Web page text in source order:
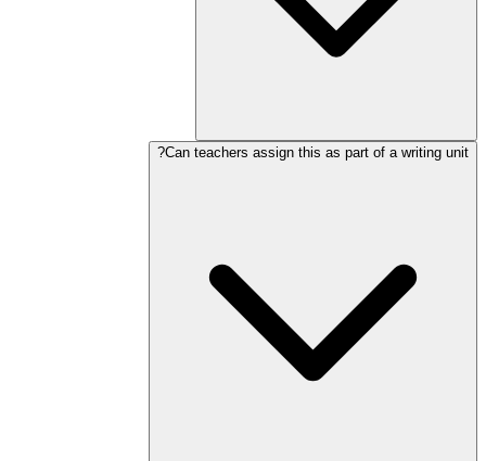
Can teachers assign this as part of a writing unit?